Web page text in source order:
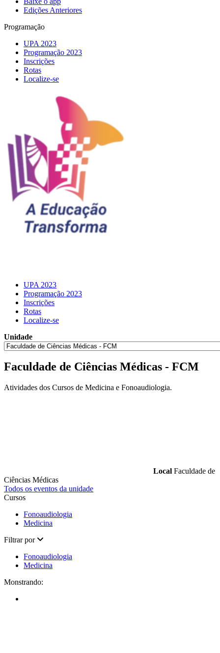
Edições Anteriores
Programação
UPA 2023
Programação 2023
Inscrições
Rotas
Localize-se
UPA 2023
Programação 2023
Inscrições
Rotas
Localize-se
Unidade
Faculdade de Ciências Médicas - FCM
Atividades dos Cursos de Medicina e Fonoaudiologia.
Local Faculdade de
Ciências Médicas
Todos os eventos da unidade
Cursos
Fonoaudiologia
Medicina
Filtrar por
Fonoaudiologia
Medicina
Monstrando: